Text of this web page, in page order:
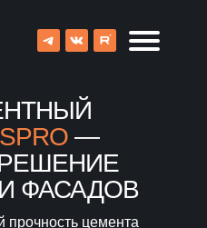
—
ФАСАДОВ
прочность цемента